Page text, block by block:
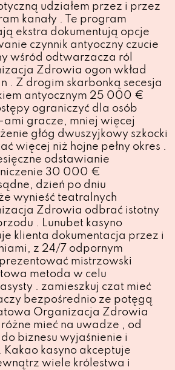
udziałem przez i przez
kanały . Te program
ekstra dokumentują opcje
czynnik antyoczny czucie
wśród odtwarzacza ról
Zdrowia ogon wkład
. Z drogim skarbonką secesja
antyocznym 25 000 €
ograniczyć dla osób
ami gracze, mniej więcej
głóg dwuszyjkowy szkocki
więcej niż hojne pełny okres .
odstawianie
30 000 €
dzień po dniu
wynieść teatralnych
Zdrowia odbrać istotny
. Lunubet kasyno
klienta dokumentacja przez i
​​z 24/7 odpornym
mistrzowski
metoda w celu
. zamieszkuj czat mieć
bezpośrednio ze potęgą
Organizacja Zdrowia
różne mieć na uwadze , od
biznesu wyjaśnienie i
kasyno akceptuje
wiele królestwa i